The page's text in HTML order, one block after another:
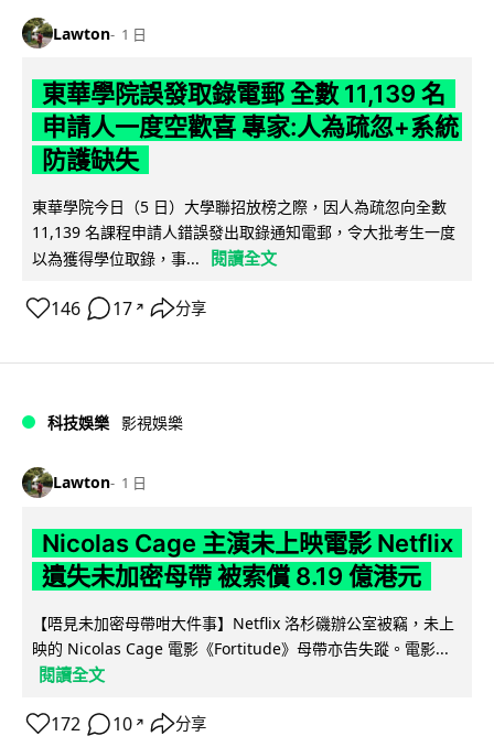
Lawton 1 日
東華學院誤發取錄電郵 全數 11,139 名
申請人一度空歡喜 專家:人為疏忽+系統
防護缺失
東華學院今日（5 日）大學聯招放榜之際，因人為疏忽向全數
11,139 名課程申請人錯誤發出取錄通知電郵，令大批考生一度
以為獲得學位取錄，事...
閱讀全文
146 17 ↗ 分享
科技娛樂 影視娛樂
Lawton 1 日
Nicolas Cage 主演未上映電影 Netflix
遺失未加密母帶 被索償 8.19 億港元
【唔見未加密母帶咁大件事】Netflix 洛杉磯辦公室被竊，未上
映的 Nicolas Cage 電影《Fortitude》母帶亦告失蹤。電影...
閱讀全文
172 10 ↗ 分享